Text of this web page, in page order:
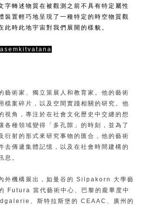
字轉述物質在被觀測之前不具有特定屬性
裝置輕巧地呈現了一種特定的時空物質觀
此時此地宇宙對我們展開的樣貌。
藝術家、獨立策展人和教育家。他的藝術
檔案碎片，以及空間實踐相關的研究。他
視角，專注於在社會文化歷史中交纏的想
各種領域變得「多孔隙」的時刻，並為了
衍射的形式來研究事物的匯合，他的藝術
去傳遞集體記憶，以及在社會時間建構的
息。
外機構展出，如曼谷的 Silpakorn 大學藝
Futura 當代藝術中心、巴黎的龐畢度中
、斯特拉斯堡的 CEAAC、廣州的